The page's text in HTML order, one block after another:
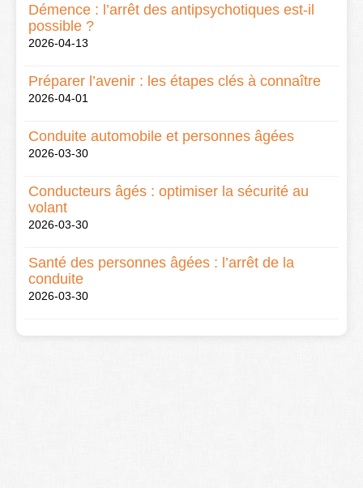
Démence : l’arrêt des antipsychotiques est-il
possible ?
2026-04-13
Préparer l’avenir : les étapes clés à connaître
2026-04-01
Conduite automobile et personnes âgées
2026-03-30
Conducteurs âgés : optimiser la sécurité au
volant
2026-03-30
Santé des personnes âgées : l’arrêt de la
conduite
2026-03-30